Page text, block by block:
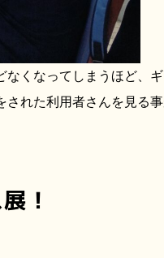
くなってしまうほど、
れた利用者さんを見る
！